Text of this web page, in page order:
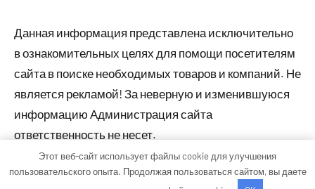
Данная информация представлена исключительно
в ознакомительных целях для помощи посетителям
сайта в поиске необходимых товаров и компаний. Не
является рекламой! За неверную и изменившуюся
информацию Администрация сайта
ответственность не несет.
Этот веб-сайт использует файлы cookie для улучшения
пользовательского опыта. Продолжая пользоваться сайтом, вы даете